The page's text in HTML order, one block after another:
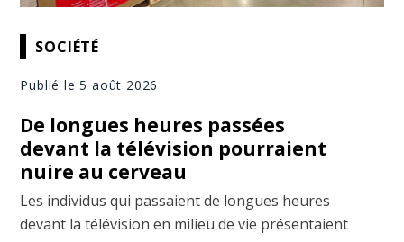
SOCIÉTÉ
Publié le 5 août 2026
De longues heures passées
devant la télévision pourraient
nuire au cerveau
Les individus qui passaient de longues heures
devant la télévision en milieu de vie présentaient